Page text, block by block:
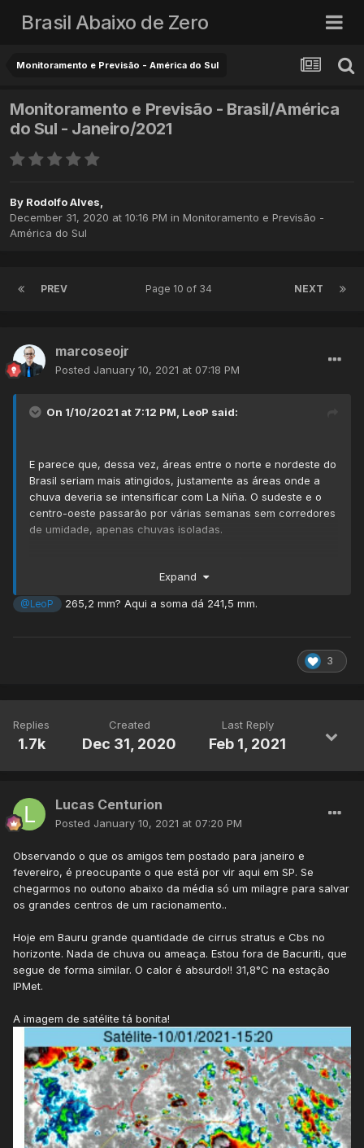
Brasil Abaixo de Zero
Monitoramento e Previsão - América do Sul
Monitoramento e Previsão - Brasil/América
do Sul - Janeiro/2021
By Rodolfo Alves,
December 31, 2020 at 10:16 PM in Monitoramento e Previsão -
América do Sul
PREV NEXT
Page 10 of 34
marcoseojr
Posted January 10, 2021 at 07:18 PM
On 1/10/2021 at 7:12 PM, LeoP said:
E parece que, dessa vez, áreas entre o norte e nordeste do
Brasil seriam mais atingidos, justamente as áreas onde a
chuva deveria se intensificar com La Niña. O sudeste e o
centro-oeste passarão por várias semanas sem corredores
de umidade, apenas chuvas isoladas.
da média em quase toda a América do Sul, exceto a região
amazônica, e não haverá aquela condição discrepante
entre o sul e o sudeste do Brasil. Achei estranha a
Aqui na RMBH, chove bastante desde a virada do ano,
Puramente instabilidades tropicais. No INMET Sto Agostinho,
já que houve chuvas emtodos
Expand
@LeoP 265,2 mm? Aqui a soma dá 241,5 mm.
3
Replies
1.7k
Created
Dec 31, 2020
Last Reply
Feb 1, 2021
Lucas Centurion
Posted January 10, 2021 at 07:20 PM
Observando o que os amigos tem postado para janeiro e
fevereiro, é preocupante o que está por vir aqui em SP. Se
chegarmos no outono abaixo da média só um milagre para salvar
os grandes centros de um racionamento..
Hoje em Bauru grande quantidade de cirrus stratus e Cbs no
horizonte. Nada de chuva ou ameaça. Estou fora de Bacuriti, que
segue de forma similar. O calor é absurdo!! 31,8°C na estação
IPMet.
A imagem de satélite tá bonita!